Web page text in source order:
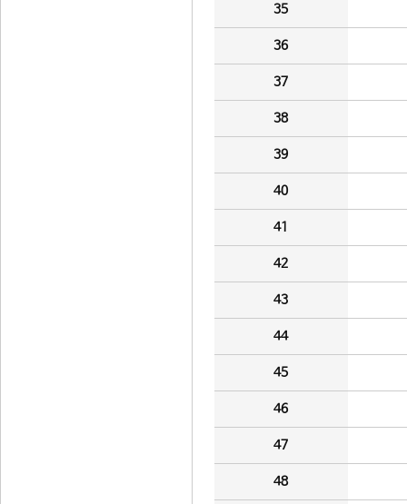
35
36
37
38
39
40
41
42
43
44
45
46
47
48